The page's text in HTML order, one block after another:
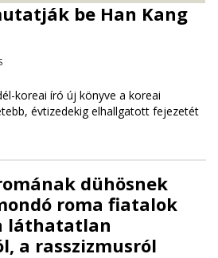
be Han Kang
koreai író új könyve a koreai
évtizedekig elhallgatott fejezetét
dühösnek
roma fiatalok
láthatatlan
a rasszizmusról